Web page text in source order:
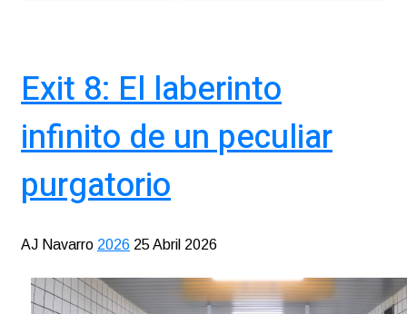
Exit 8: El laberinto
infinito de un peculiar
purgatorio
AJ Navarro 2026 25 Abril 2026